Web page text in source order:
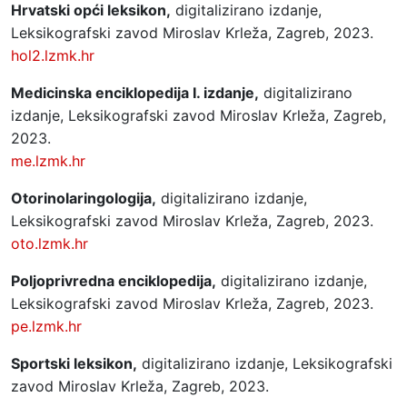
Hrvatski opći leksikon, digitalizirano izdanje,
Leksikografski zavod Miroslav Krleža, Zagreb, 2023.
hol2.lzmk.hr
Medicinska enciklopedija I. izdanje, digitalizirano
izdanje, Leksikografski zavod Miroslav Krleža, Zagreb,
2023.
me.lzmk.hr
Otorinolaringologija, digitalizirano izdanje,
Leksikografski zavod Miroslav Krleža, Zagreb, 2023.
oto.lzmk.hr
Poljoprivredna enciklopedija, digitalizirano izdanje,
Leksikografski zavod Miroslav Krleža, Zagreb, 2023.
pe.lzmk.hr
Sportski leksikon, digitalizirano izdanje, Leksikografski
zavod Miroslav Krleža, Zagreb, 2023.